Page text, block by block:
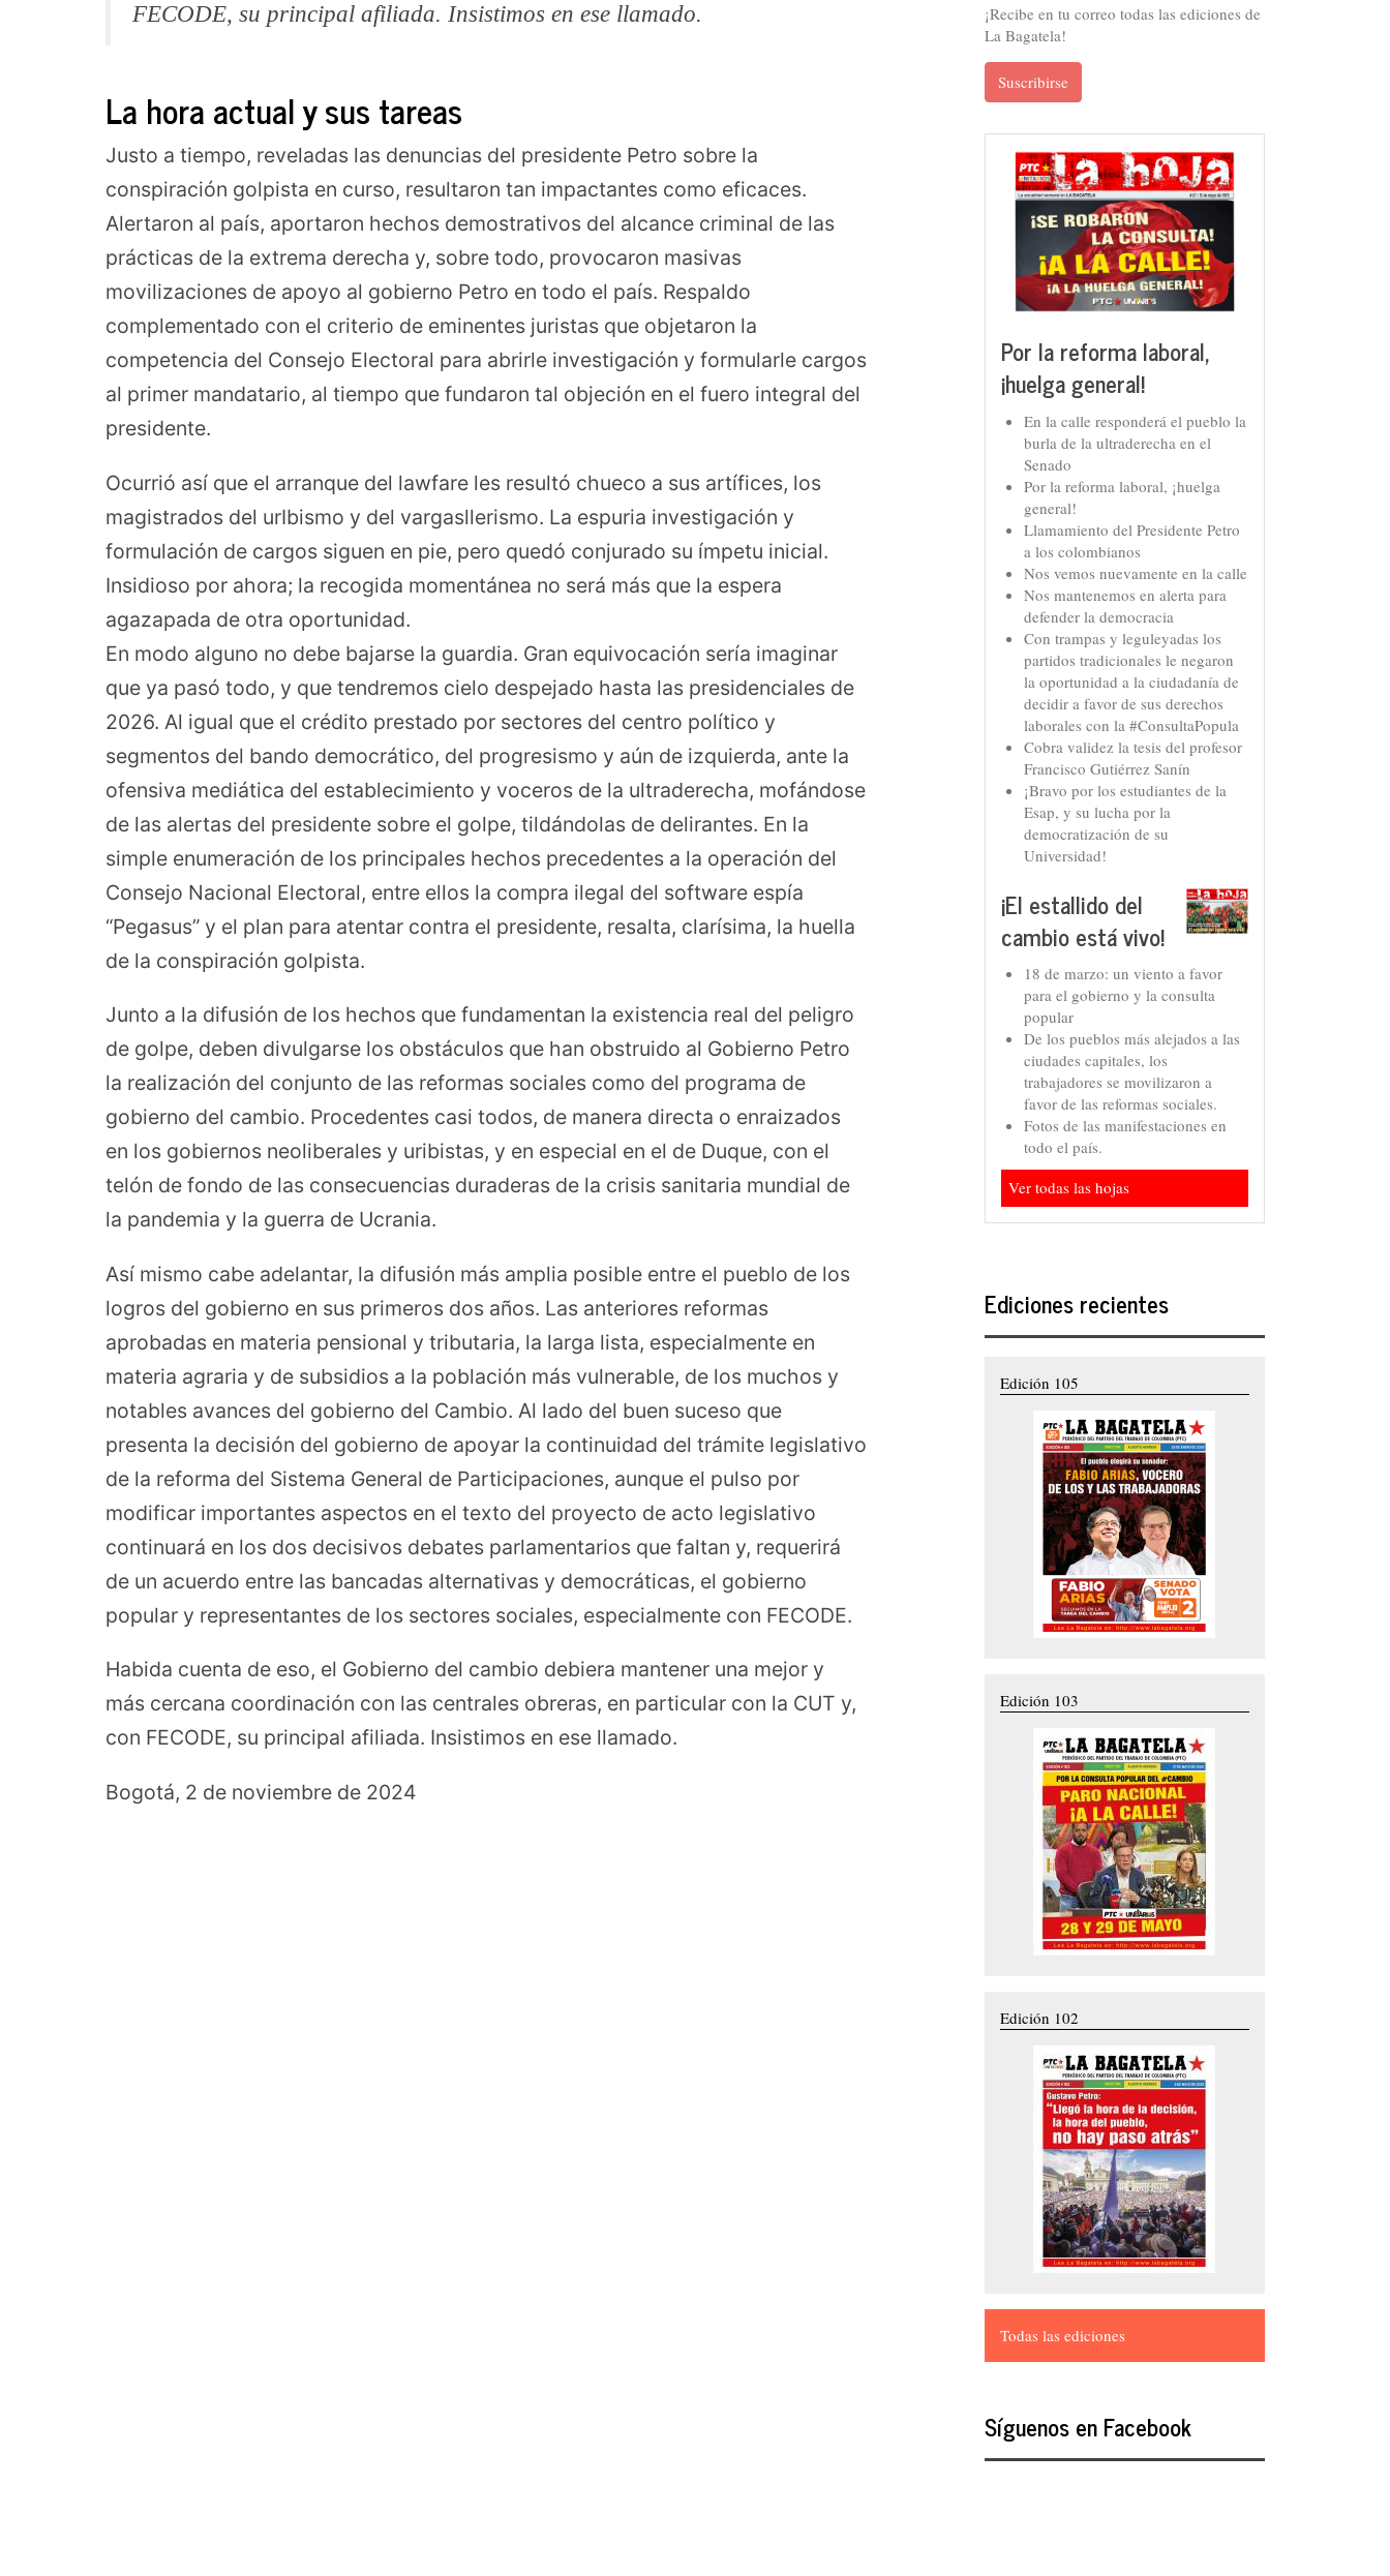
FECODE, su principal afiliada. Insistimos en ese llamado.
La hora actual y sus tareas
Justo a tiempo, reveladas las denuncias del presidente Petro sobre la
conspiración golpista en curso, resultaron tan impactantes como eficaces.
Alertaron al país, aportaron hechos demostrativos del alcance criminal de las
prácticas de la extrema derecha y, sobre todo, provocaron masivas
movilizaciones de apoyo al gobierno Petro en todo el país. Respaldo
complementado con el criterio de eminentes juristas que objetaron la
competencia del Consejo Electoral para abrirle investigación y formularle cargos
al primer mandatario, al tiempo que fundaron tal objeción en el fuero integral del
presidente.
Ocurrió así que el arranque del lawfare les resultó chueco a sus artífices, los
magistrados del urIbismo y del vargasllerismo. La espuria investigación y
formulación de cargos siguen en pie, pero quedó conjurado su ímpetu inicial.
Insidioso por ahora; la recogida momentánea no será más que la espera
agazapada de otra oportunidad.
En modo alguno no debe bajarse la guardia. Gran equivocación sería imaginar
que ya pasó todo, y que tendremos cielo despejado hasta las presidenciales de
2026. Al igual que el crédito prestado por sectores del centro político y
segmentos del bando democrático, del progresismo y aún de izquierda, ante la
ofensiva mediática del establecimiento y voceros de la ultraderecha, mofándose
de las alertas del presidente sobre el golpe, tildándolas de delirantes. En la
simple enumeración de los principales hechos precedentes a la operación del
Consejo Nacional Electoral, entre ellos la compra ilegal del software espía
“Pegasus” y el plan para atentar contra el presidente, resalta, clarísima, la huella
de la conspiración golpista.
Junto a la difusión de los hechos que fundamentan la existencia real del peligro
de golpe, deben divulgarse los obstáculos que han obstruido al Gobierno Petro
la realización del conjunto de las reformas sociales como del programa de
gobierno del cambio. Procedentes casi todos, de manera directa o enraizados
en los gobiernos neoliberales y uribistas, y en especial en el de Duque, con el
telón de fondo de las consecuencias duraderas de la crisis sanitaria mundial de
la pandemia y la guerra de Ucrania.
Así mismo cabe adelantar, la difusión más amplia posible entre el pueblo de los
logros del gobierno en sus primeros dos años. Las anteriores reformas
aprobadas en materia pensional y tributaria, la larga lista, especialmente en
materia agraria y de subsidios a la población más vulnerable, de los muchos y
notables avances del gobierno del Cambio. Al lado del buen suceso que
presenta la decisión del gobierno de apoyar la continuidad del trámite legislativo
de la reforma del Sistema General de Participaciones, aunque el pulso por
modificar importantes aspectos en el texto del proyecto de acto legislativo
continuará en los dos decisivos debates parlamentarios que faltan y, requerirá
de un acuerdo entre las bancadas alternativas y democráticas, el gobierno
popular y representantes de los sectores sociales, especialmente con FECODE.
Habida cuenta de eso, el Gobierno del cambio debiera mantener una mejor y
más cercana coordinación con las centrales obreras, en particular con la CUT y,
con FECODE, su principal afiliada. Insistimos en ese llamado.
Bogotá, 2 de noviembre de 2024
¡Recibe en tu correo todas las ediciones de
La Bagatela!
Suscribirse
Por la reforma laboral,
¡huelga general!
En la calle responderá el pueblo la
burla de la ultraderecha en el
Senado
Por la reforma laboral, ¡huelga
general!
Llamamiento del Presidente Petro
a los colombianos
Nos vemos nuevamente en la calle
Nos mantenemos en alerta para
defender la democracia
Con trampas y leguleyadas los
partidos tradicionales le negaron
la oportunidad a la ciudadanía de
decidir a favor de sus derechos
laborales con la #ConsultaPopula
Cobra validez la tesis del profesor
Francisco Gutiérrez Sanín
¡Bravo por los estudiantes de la
Esap, y su lucha por la
democratización de su
Universidad!
¡El estallido del
cambio está vivo!
18 de marzo: un viento a favor
para el gobierno y la consulta
popular
De los pueblos más alejados a las
ciudades capitales, los
trabajadores se movilizaron a
favor de las reformas sociales.
Fotos de las manifestaciones en
todo el país.
Ver todas las hojas
Ediciones recientes
Edición 105
Edición 103
Edición 102
Todas las ediciones
Síguenos en Facebook